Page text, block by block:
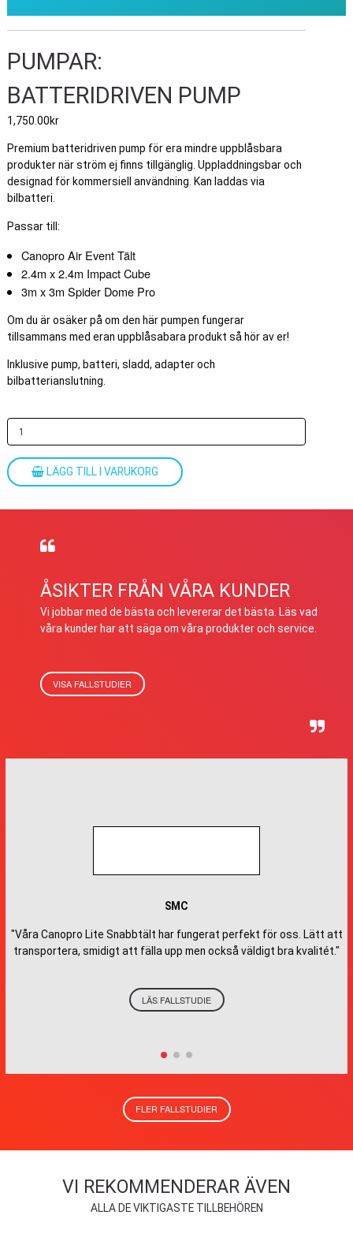
PUMPAR:
BATTERIDRIVEN PUMP
1,750.00kr
Premium batteridriven pump för era mindre uppblåsbara
produkter när ström ej finns tillgänglig. Uppladdningsbar och
designad för kommersiell användning. Kan laddas via
bilbatteri.
Passar till:
Canopro Air Event Tält
2.4m x 2.4m Impact Cube
3m x 3m Spider Dome Pro
Om du är osäker på om den här pumpen fungerar
tillsammans med eran uppblåsabara produkt så hör av er!
Inklusive pump, batteri, sladd, adapter och
bilbatterianslutning.
LÄGG TILL I VARUKORG
ÅSIKTER FRÅN VÅRA KUNDER
Vi jobbar med de bästa och levererar det bästa. Läs vad
våra kunder har att säga om våra produkter och service.
VISA FALLSTUDIER
SMC
"Våra Canopro Lite Snabbtält har fungerat perfekt för oss. Lätt att
transportera, smidigt att fälla upp men också väldigt bra kvalitét."
LÄS FALLSTUDIE
FLER FALLSTUDIER
VI REKOMMENDERAR ÄVEN
ALLA DE VIKTIGASTE TILLBEHÖREN